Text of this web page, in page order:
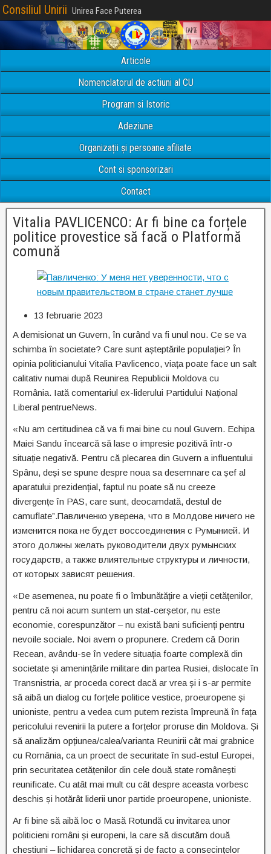
Consiliul Unirii Unirea Face Puterea
Articole
Nomenclatorul de actiuni al CU
Program si Istoric
Adeziune
Organizații și persoane afiliate
Cont si sponsorizari
Contact
Vitalia PAVLICENCO: Ar fi bine ca forțele
politice provestice să facă o Platformă
comună
13 februarie 2023
A demisionat un Guvern, în curând va fi unul nou. Ce se va
schimba în societate? Care sunt așteptările populației? În
opinia politicianului Vitalia Pavlicenco, viața poate face un salt
calitativ numai după Reunirea Republicii Moldova cu
România. Iată comentariul ex-liderului Partidului Național
Liberal pentrueNews.
«Nu am certitudinea că va fi mai bine cu noul Guvern. Echipa
Maiei Sandu încearcă să lase o impresie pozitivă într-o
situație negativă. Pentru că plecarea din Guvern a influentului
Spânu, deși se spune despre noua sa desemnare ca șef al
aparatului prezidențial, faptul nu poate să nu creeze
divergențe în PAS, care sunt, deocamdată, destul de
camuflate”.Павличенко уверена, что в Молдове ничего не
изменится пока не будет воссоединения с Румынией. И
этого должны желать руководители двух румынских
государств, а также влиятельные структуры и личности,
от которых зависят решения.
«De asemenea, nu poate fi o îmbunătățire a vieții cetățenilor,
pentru că noi acum suntem un stat-cerșetor, nu este
economie, corespunzător – nu există bani suficienți pentru
nevoile sociale. Noi avem o propunere. Credem că Dorin
Recean, avându-se în vedere situația foarte complexă din
societate și amenințările militare din partea Rusiei, dislocate în
Transnistria, ar proceda corect dacă ar vrea și i s-ar permite
să aibă un dialog cu forțele politice vestice, proeuropene și
unioniste, pentru a vedea cum putem rezista împreună în fața
pericolului revenirii la putere a forțelor proruse din Moldova. Și
să analizăm opțiunea/calea/varianta Reunirii cât mai grabnice
cu România, ca un proect de securitate în sud-estul Europei,
prin securitatea cetățenilor din cele două state românești
reunificate. Cu atât mai mult cu cât despre aceasta vorbesc
deschis și hotărât liderii unor partide proeuropene, unioniste.
Ar fi bine să aibă loc o Masă Rotundă cu invitarea unor
politicieni români și europeni, la care să discutăm două
chestiuni – lichidarea concretă și de facto a consecințelor